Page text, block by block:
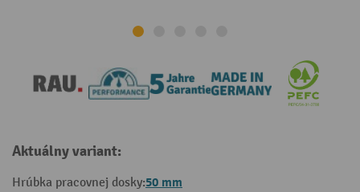
Aktuálny variant:
Hrúbka pracovnej dosky:50 mm